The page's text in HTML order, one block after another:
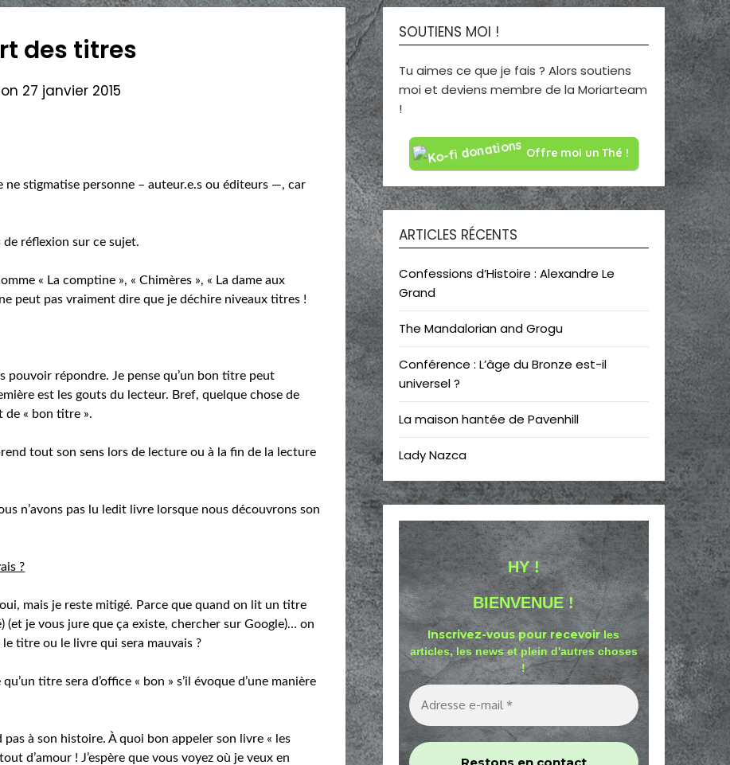
des titres
27 janvier 2015
stigmatise personne – auteur.e.s ou éditeurs —, car
réflexion sur ce sujet.
« La comptine », « Chimères », « La dame aux
peut pas vraiment dire que je déchire niveaux titres !
pouvoir répondre. Je pense qu’un bon titre peut
est les gouts du lecteur. Bref, quelque chose de
de « bon titre ».
tout son sens lors de lecture ou à la fin de la lecture
n’avons pas lu ledit livre lorsque nous découvrons son
?
mais je reste mitigé. Parce que quand on lit un titre
(et je vous jure que ça existe, chercher sur Google)… on
titre ou le livre qui sera mauvais ?
titre sera d’office « bon » s’il évoque d’une manière
à son histoire. À quoi bon appeler son livre « les
d’amour ! J’espère que vous voyez où je veux en
SOUTIENS MOI !
Tu aimes ce que je fais ? Alors soutiens
moi et deviens membre de la Moriarteam
!
Offre moi un Thé !
ARTICLES RÉCENTS
Confessions d’Histoire : Alexandre Le
Grand
The Mandalorian and Grogu
Conférence : L’âge du Bronze est-il
universel ?
La maison hantée de Pavenhill
Lady Nazca
HY !
BIENVENUE !
Inscrivez-vous pour recevoirles
articles, les news et plein d'autres choses
!